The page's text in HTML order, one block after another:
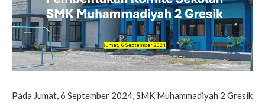
Pada Jumat, 6 September 2024, SMK Muhammadiyah 2 Gresik